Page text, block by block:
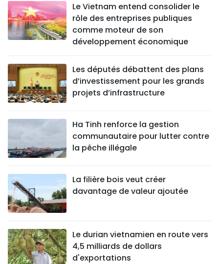
Le Vietnam entend consolider le
rôle des entreprises publiques
comme moteur de son
développement économique
Les députés débattent des plans
d’investissement pour les grands
projets d’infrastructure
Ha Tinh renforce la gestion
communautaire pour lutter contre
la pêche illégale
La filière bois veut créer
davantage de valeur ajoutée
Le durian vietnamien en route vers
4,5 milliards de dollars
d'exportations